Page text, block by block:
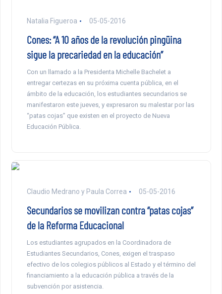
Natalia Figueroa 05-05-2016
Cones: “A 10 años de la revolución pingüina
sigue la precariedad en la educación”
Con un llamado a la Presidenta Michelle Bachelet a
entregar certezas en su próxima cuenta pública, en el
ámbito de la educación, los estudiantes secundarios se
manifestaron este jueves, y expresaron su malestar por las
“patas cojas” que existen en el proyecto de Nueva
Educación Pública.
Claudio Medrano y Paula Correa 05-05-2016
Secundarios se movilizan contra “patas cojas”
de la Reforma Educacional
Los estudiantes agrupados en la Coordinadora de
Estudiantes Secundarios, Cones, exigen el traspaso
efectivo de los colegios públicos al Estado y el término del
financiamiento a la educación pública a través de la
subvención por asistencia.